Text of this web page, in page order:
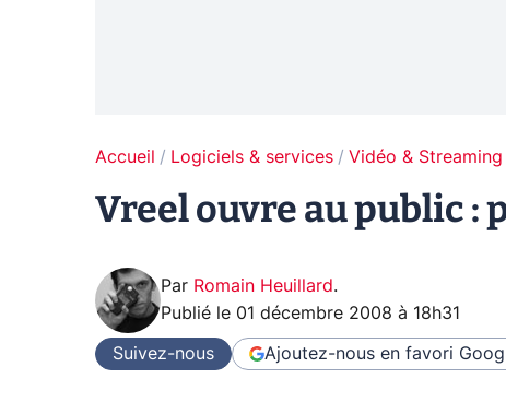
Accueil Logiciels & services Vidéo & Streaming
Vreel ouvre au public :
Par Romain Heuillard.
Publié le 01 décembre 2008 à 18h31
Suivez-nous Ajoutez-nous en favori